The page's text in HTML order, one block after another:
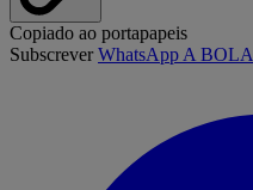
Copiado ao portapapeis
SubscreverWhatsApp A BOLA